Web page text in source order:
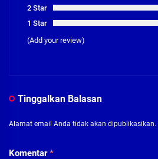
2 Star
1 Star
(Add your review)
Tinggalkan Balasan
Alamat email Anda tidak akan dipublikasikan.
Komentar*